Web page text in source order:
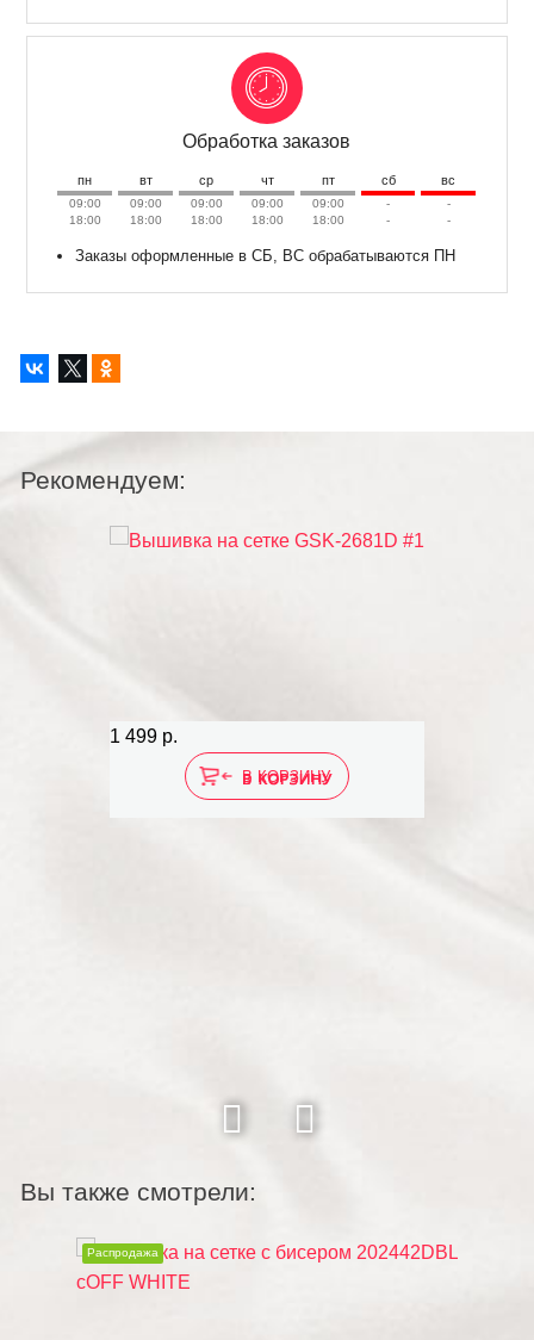
Обработка заказов
пн вт ср чт пт сб вс
09:00
18:00
09:00
18:00
09:00
18:00
09:00
18:00
09:00
18:00
-
-
-
-
Заказы оформленные в СБ, ВС обрабатываются ПН
Рекомендуем:
1 499 р.
В КОРЗИНУ
Вы также смотрели:
Распродажа